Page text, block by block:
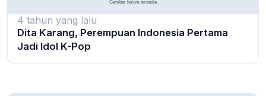
4 tahun yang lalu
Dita Karang, Perempuan Indonesia Pertama
Jadi Idol K-Pop